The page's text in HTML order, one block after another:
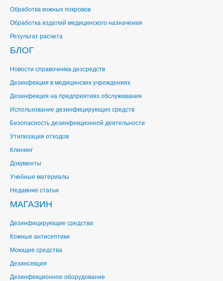
Обработка кожных покровов
Обработка изделий медицинского назначения
Результат расчета
БЛОГ
Новости справочника дезсредств
Дезинфекция в медицинских учреждениях
Дезинфекция на предприятиях обслуживания
Использование дезинфицирующих средств
Безопасность дезинфекционной деятельности
Утилизация отходов
Клининг
Документы
Учебные материалы
Недавние статьи
МАГАЗИН
Дезинфицирующие средства
Кожные антисептики
Моющие средства
Дезинсекция
Дезинфекционное оборудование